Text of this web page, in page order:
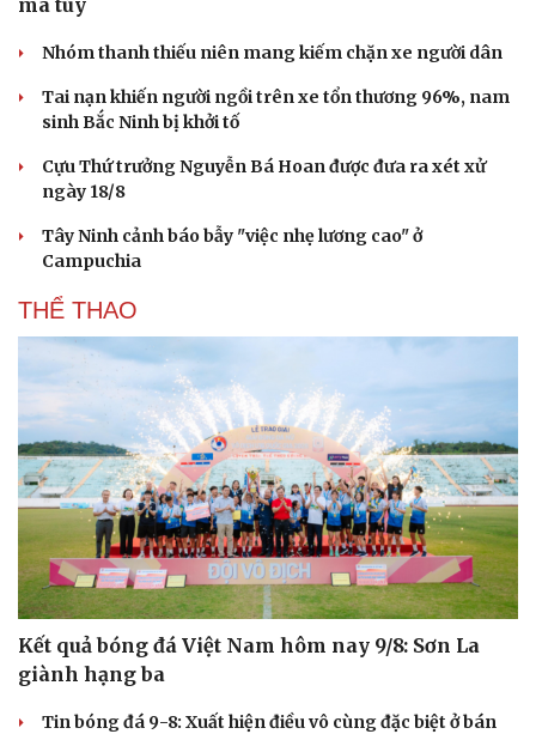
ma túy
Nhóm thanh thiếu niên mang kiếm chặn xe người dân
Tai nạn khiến người ngồi trên xe tổn thương 96%, nam
sinh Bắc Ninh bị khởi tố
Cựu Thứ trưởng Nguyễn Bá Hoan được đưa ra xét xử
ngày 18/8
Tây Ninh cảnh báo bẫy "việc nhẹ lương cao" ở
Campuchia
THỂ THAO
Kết quả bóng đá Việt Nam hôm nay 9/8: Sơn La
giành hạng ba
Tin bóng đá 9-8: Xuất hiện điều vô cùng đặc biệt ở bán